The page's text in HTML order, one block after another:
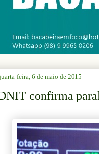
feira, 6 de maio de 2015
confirma